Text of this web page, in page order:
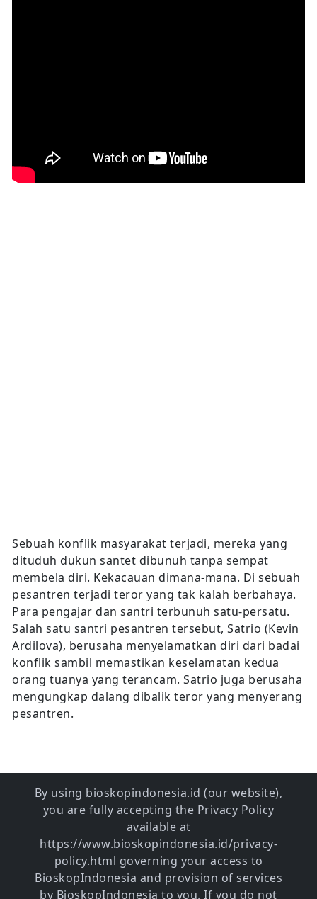
Sebuah konflik masyarakat terjadi, mereka yang
dituduh dukun santet dibunuh tanpa sempat
membela diri. Kekacauan dimana-mana. Di sebuah
pesantren terjadi teror yang tak kalah berbahaya.
Para pengajar dan santri terbunuh satu-persatu.
Salah satu santri pesantren tersebut, Satrio (Kevin
Ardilova), berusaha menyelamatkan diri dari badai
konflik sambil memastikan keselamatan kedua
orang tuanya yang terancam. Satrio juga berusaha
mengungkap dalang dibalik teror yang menyerang
pesantren.
By using bioskopindonesia.id (our website),
you are fully accepting the Privacy Policy
available at
https://www.bioskopindonesia.id/privacy-
policy.html governing your access to
BioskopIndonesia and provision of services
by BioskopIndonesia to you. If you do not